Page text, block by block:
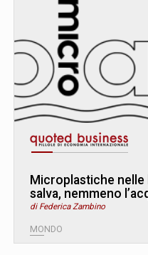
Microplastiche nelle
salva, nemmeno
di Federica Zambino
MONDO